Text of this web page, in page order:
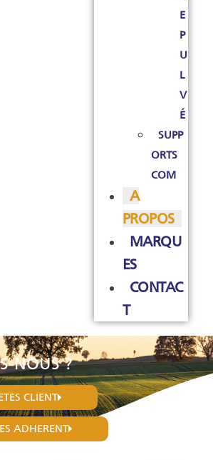
E
P
U
L
V
É
SUPP
ORTS
COM
A
PROPOS
MARQU
ES
CONTAC
T
NOUS ?
CLIENT
ADHERENT